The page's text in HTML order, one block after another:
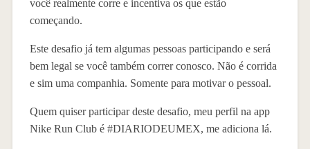
você realmente corre e incentiva os que estão
começando.
Este desafio já tem algumas pessoas participando e será
bem legal se você também correr conosco. Não é corrida
e sim uma companhia. Somente para motivar o pessoal.
Quem quiser participar deste desafio, meu perfil na app
Nike Run Club é #DIARIODEUMEX, me adiciona lá.